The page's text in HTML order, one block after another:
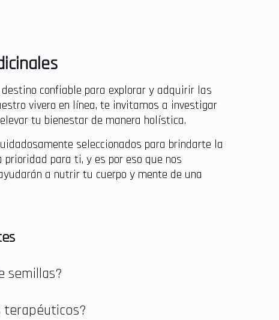
confiable para explorar y adquirir las
vivero en línea, te invitamos a investigar
tu bienestar de manera holística.
seleccionados para brindarte la
para ti, y es por eso que nos
a nutrir tu cuerpo y mente de una
semillas?
terapéuticos?